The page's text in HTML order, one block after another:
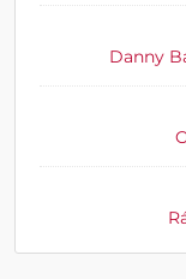
Danny